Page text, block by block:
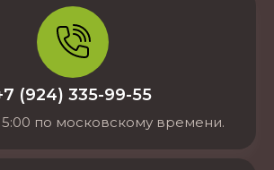
(924) 335-99-55
по московскому времени.